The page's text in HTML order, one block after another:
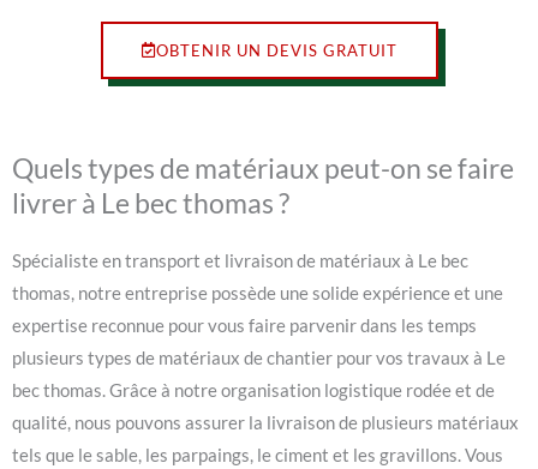
OBTENIR UN DEVIS GRATUIT
Quels types de matériaux peut-on se faire
livrer à Le bec thomas ?
Spécialiste en transport et livraison de matériaux à Le bec
thomas, notre entreprise possède une solide expérience et une
expertise reconnue pour vous faire parvenir dans les temps
plusieurs types de matériaux de chantier pour vos travaux à Le
bec thomas. Grâce à notre organisation logistique rodée et de
qualité, nous pouvons assurer la livraison de plusieurs matériaux
tels que le sable, les parpaings, le ciment et les gravillons. Vous